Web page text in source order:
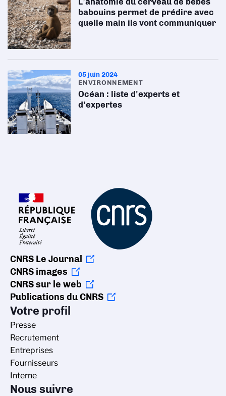
babouins permet de prédire avec
quelle main ils vont communiquer
05 juin 2024
ENVIRONNEMENT
Océan : liste d'experts et
d'expertes
CNRS Le Journal
CNRS images
CNRS sur le web
Publications du CNRS
Votre profil
Presse
Recrutement
Entreprises
Fournisseurs
Interne
Nous suivre